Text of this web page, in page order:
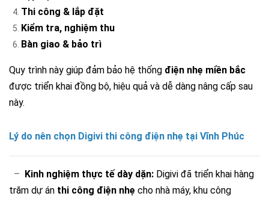
Thi công & lắp đặt
Kiểm tra, nghiệm thu
Bàn giao & bảo trì
Quy trình này giúp đảm bảo hệ thống điện nhẹ miền bắc
được triển khai đồng bộ, hiệu quả và dễ dàng nâng cấp sau
này.
Lý do nên chọn Digivi thi công điện nhẹ tại Vĩnh Phúc
– Kinh nghiệm thực tế dày dặn: Digivi đã triển khai hàng
trăm dự án thi công điện nhẹ cho nhà máy, khu công